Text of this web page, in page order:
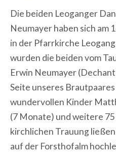
Die beiden Leoganger
Neumayer haben sich am
in der Pfarrkirche
wurden die beiden vom
Erwin Neumayer
Seite unseres
wundervollen Kinder
(7 Monate) und weitere
kirchlichen Trauung
auf der Forsthofalm